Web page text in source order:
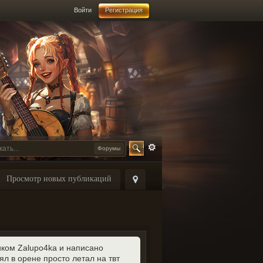
Войти Регистрация
Форумы
Просмотр новых публикаций
Zalupo4ka и написано
в орене просто летал на твт